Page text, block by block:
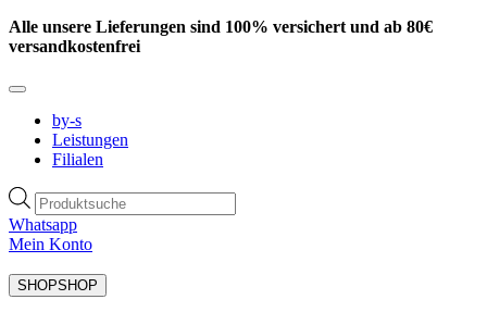
Zum
Inhalt
Alle unsere Lieferungen sind 100% versichert und ab 80€
versandkostenfrei
by-s
Leistungen
Filialen
Products
search
Whatsapp
Mein Konto
SHOPSHOP